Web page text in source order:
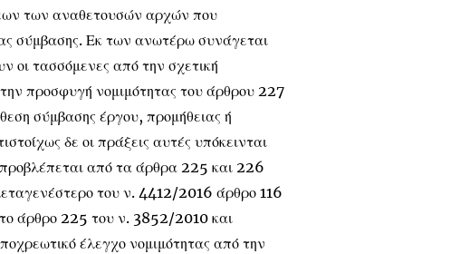
των αναθετουσών αρχών που
σύμβασης. Εκ των ανωτέρω συνάγεται
οι τασσόμενες από την σχετική
προσφυγή νομιμότητας του άρθρου 227
σύμβασης έργου, προμήθειας ή
δε οι πράξεις αυτές υπόκεινται
από τα άρθρα 225 και 226
του ν. 4412/2016 άρθρο 116
άρθρο 225 του ν. 3852/2010 και
έλεγχο νομιμότητας από την